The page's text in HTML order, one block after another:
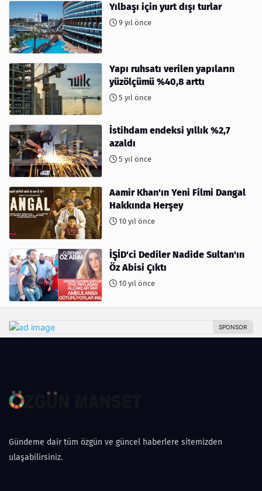
Yılbaşı için yurt dışı turlar
9 yıl önce
Yapı ruhsatı verilen yapıların
yüzölçümü %40,8 arttı
5 yıl önce
İstihdam endeksi yıllık %2,7
azaldı
5 yıl önce
Aamir Khan'ın Yeni Filmi Dangal
Hakkında Herşey
10 yıl önce
İŞİD'ci Dediler Nadide Sultan'ın
Öz Abisi Çıktı
10 yıl önce
Gündeme dair tüm özgün ve güncel haberlere sitemizden
ulaşabilirsiniz.